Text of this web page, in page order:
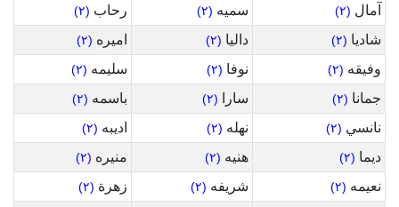
آمال (٢) سميه (٢) رحاب (٢)
شاديا (٢) داليا (٢) اميره (٢)
وفيقه (٢) نوفا (٢) سليمه (٢)
جمانا (٢) سارا (٢) باسمه (٢)
نانسي (٢) نهله (٢) اديبه (٢)
ديما (٢) هنيه (٢) منيره (٢)
نعيمه (٢) شريفه (٢) زهرة (٢)